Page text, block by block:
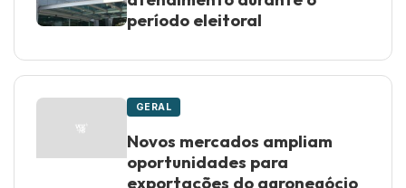
período eleitoral
GERAL
Novos mercados ampliam
oportunidades para
exportações do agronegócio